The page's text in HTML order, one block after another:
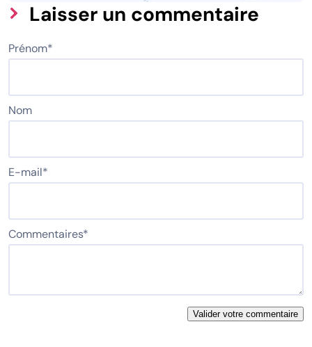
Laisser un commentaire
Prénom*
Nom
E-mail*
Commentaires*